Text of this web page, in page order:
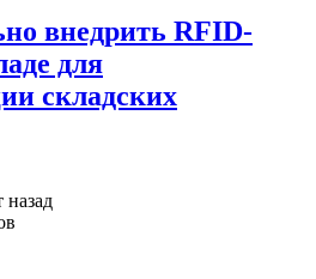
внедрить RFID-
для
складских
назад